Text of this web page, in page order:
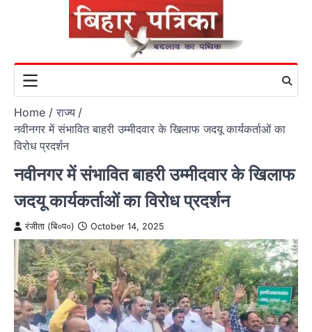
Home
राज्य
नवीनगर में संभावित बाहरी उम्मीदवार के खिलाफ जदयू कार्यकर्ताओं का
विरोध प्रदर्शन
नवीनगर में संभावित बाहरी उम्मीदवार के खिलाफ
जदयू कार्यकर्ताओं का विरोध प्रदर्शन
रंजीता (बि०प०) October 14, 2025